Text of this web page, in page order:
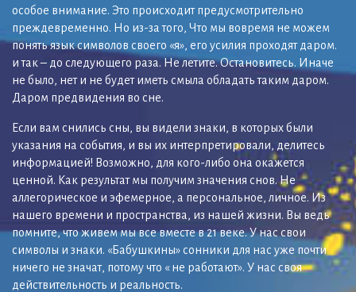
особое внимание. Это происходит предусмотрительно
преждевременно. Но из-за того, Что мы вовремя не можем
понять язык символов своего «я», его усилия проходят даром.
и так – до следующего раза. Не летите. Остановитесь. Иначе
не было, нет и не будет иметь смыла обладать таким даром.
Даром предвидения во сне.
Если вам снились сны, вы видели знаки, в которых были
указания на события, и вы их интерпретировали, делитесь
информацией! Возможно, для кого-либо она окажется
ценной. Как результат мы получим значения снов. Не
аллегорическое и эфемерное, а персональное, личное. Из
нашего времени и пространства, из нашей жизни. Вы ведь
помните, что живем мы все вместе в 21 веке. У нас свои
символы и знаки. «Бабушкины» сонники для нас уже почти
ничего не значат, потому что « не работают». У нас своя
действительность и реальность.